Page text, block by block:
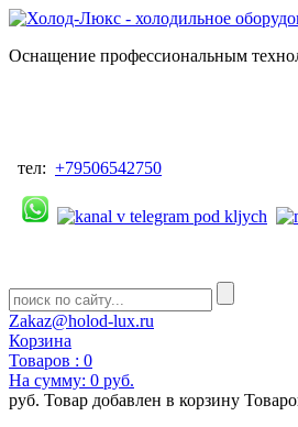
Оснащение профессиональным
тел: +79506542750
Zakaz@holod-lux.ru
Корзина
Товаров : 0
На сумму: 0 руб.
руб. Товар добавлен в корзину